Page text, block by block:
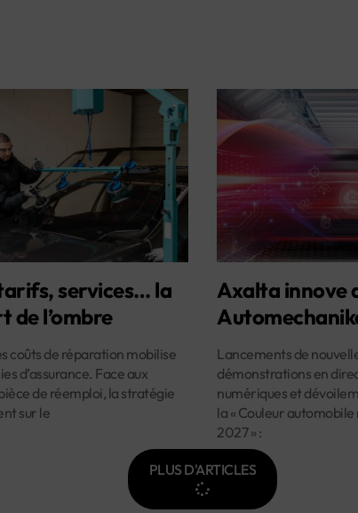
services… la
de l’ombre
coûts de réparation mobilise
d’assurance. Face aux
de réemploi, la stratégie
sur le
Axalta innove
Lancements de
démonstrations en
numériques et
la « Couleur
2027 » :
PLUS D'ARTICLES